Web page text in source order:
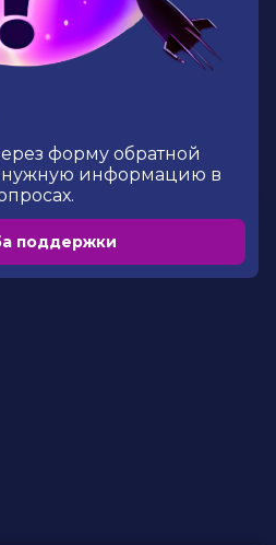
форму обратной
нужную информацию в
поддержки